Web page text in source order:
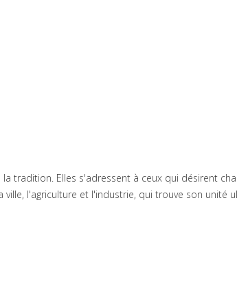
tradition. Elles s'adressent à ceux qui désirent
l'agriculture et l'industrie, qui trouve son unité